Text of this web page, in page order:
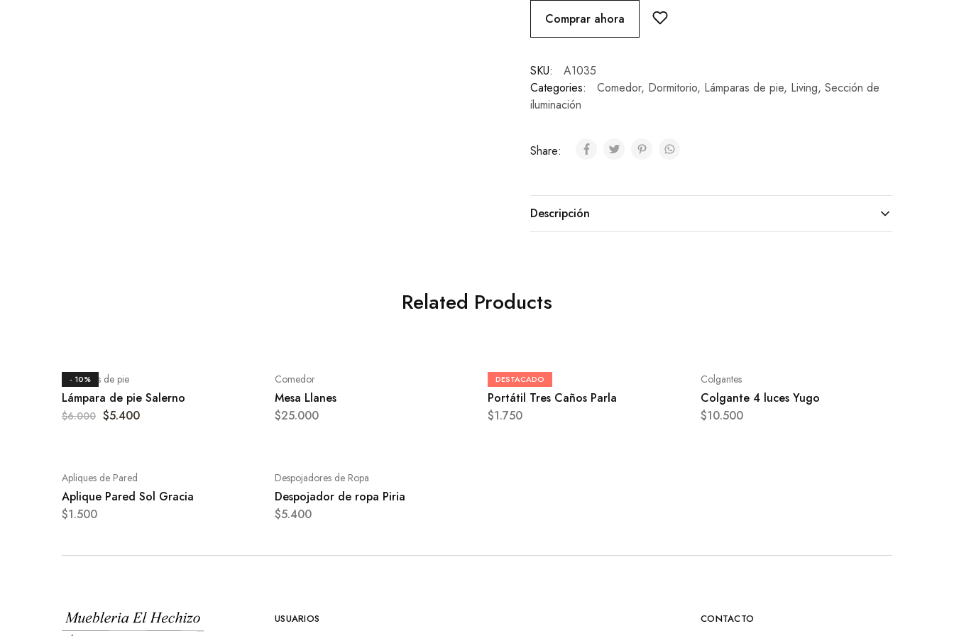
Comprar ahora
SKU:
A1035
Categories:
Comedor, Dormitorio, Lámparas de pie, Living, Sección de
iluminación
Share:
Descripción
Related Products
- 10%
Lámparas de pie
Lámpara de pie Salerno
$6.000 $5.400
Comedor
Mesa Llanes
$25.000
DESTACADO
Dormitorio
Portátil Tres Caños Parla
$1.750
Colgantes
Colgante 4 luces Yugo
$10.500
Apliques de Pared
Aplique Pared Sol Gracia
$1.500
Despojadores de Ropa
Despojador de ropa Piria
$5.400
USUARIOS CONTACTO